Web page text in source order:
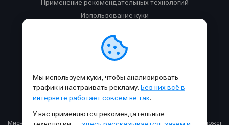
Применение рекомендательных технологий
Использование куки
Правила общения в Телеграм-чате
Сделано с к в SAMESOUND© 2015-2026.
Использование материалов SAMESOUND разрешено только с
Все права на картинки и тексты принадлежат их авторам.
Мнение авторов может не совпадать с мнением редакции, которое может
Мы используем куки, чтобы анализировать
трафик и настраивать рекламу. Без них всё в
интернете работает совсем не так.
У нас применяются рекомендательные